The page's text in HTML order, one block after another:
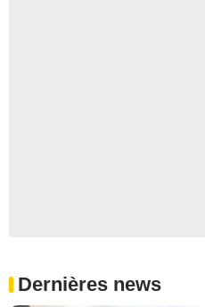
Dernières news